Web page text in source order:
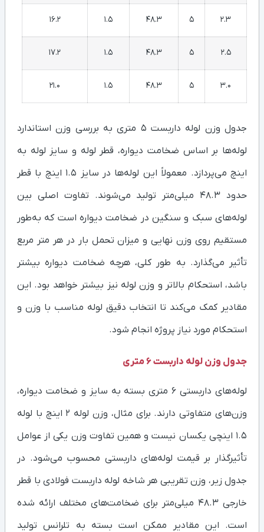
2.3
5
48.3
1.5
16.2
2.5
5
48.3
1.5
17.2
3.0
5
48.3
1.5
21.0
جدول وزن لوله داربست ۵ متری به بررسی وزن استاندارد
لوله‌ها بر اساس ضخامت دیواره، قطر لوله و سایز لوله به
اینچ می‌پردازد. معمولاً این لوله‌ها در سایز ۱.۵ اینچ با قطر
حدود ۴۸.۳ میلی‌متر تولید می‌شوند. تفاوت اصلی بین
لوله‌های سبک و سنگین در ضخامت دیواره است که به‌طور
مستقیم روی وزن نهایی و میزان تحمل بار در هر متر مربع
تأثیر می‌گذارد. به طور کلی، هرچه ضخامت دیواره بیشتر
باشد، استحکام بالاتر و وزن لوله نیز بیشتر خواهد بود. این
مقادیر کمک می‌کند تا انتخاب دقیق لوله مناسب با وزن و
استحکام مورد نیاز پروژه انجام شود.
جدول وزن لوله داربست 6 متری
لوله‌های داربستی ۶ متری بسته به سایز و ضخامت دیواره،
وزن‌های متفاوتی دارند. برای مثال، وزن لوله ۲ اینچ با لوله
۱.۵ اینچی یکسان نیست و همین تفاوت وزن یکی از عوامل
تأثیرگذار بر قیمت لوله‌های داربستی محسوب می‌شود. در
جدول زیر، وزن تقریبی هر شاخه لوله داربست فولادی با قطر
خارجی ۴۸.۳ میلی‌متر برای ضخامت‌های مختلف ارائه شده
است. این مقادیر ممکن است بسته به تلرانس تولید